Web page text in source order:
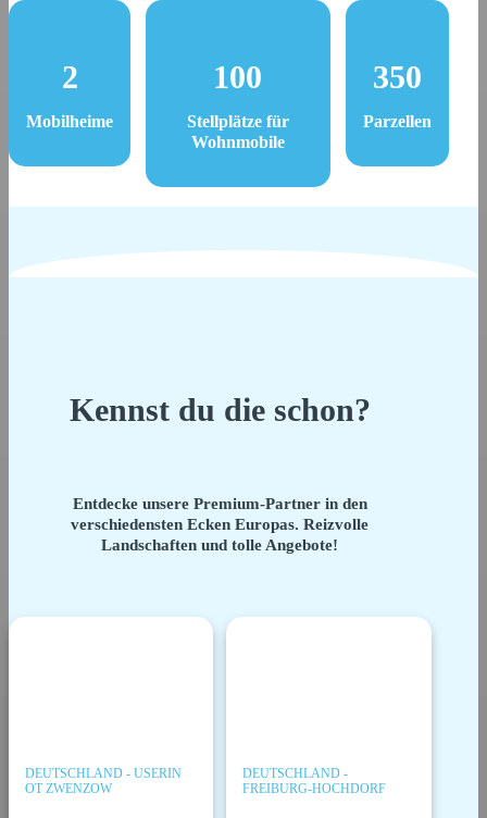
2
Mobilheime
100
Stellplätze für
Wohnmobile
350
Parzellen
Kennst du die schon?
Entdecke unsere Premium-Partner in den
verschiedensten Ecken Europas. Reizvolle
Landschaften und tolle Angebote!
DEUTSCHLAND - USERIN
OT ZWENZOW
DEUTSCHLAND -
FREIBURG-HOCHDORF